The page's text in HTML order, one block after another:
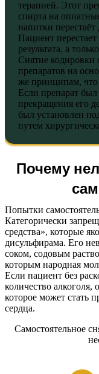
терапией. Этот
спирта на
напитки
Пациент перестает
результата, а
Снятие кодировки
препаратов на
же принципам, что
Если препарат
прекращения его
был установлен
путем
Почему
Попытки
Категорически
средства», которые
дисульфирама. Его
соком, содовым
которым народная
Если пациент без
количество алкоголя,
которое может стать
сердца.
Самостоятельное